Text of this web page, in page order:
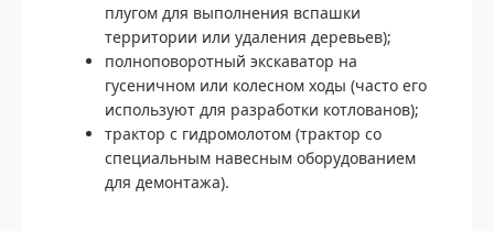
плугом для выполнения вспашки
территории или удаления деревьев);
полноповоротный экскаватор на
гусеничном или колесном ходы (часто его
используют для разработки котлованов);
трактор с гидромолотом (трактор со
специальным навесным оборудованием
для демонтажа).